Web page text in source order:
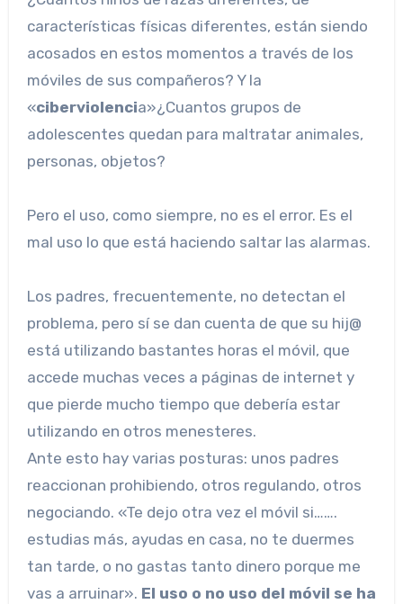
características físicas diferentes, están siendo
acosados en estos momentos a través de los
móviles de sus compañeros? Y la
«ciberviolencia»¿Cuantos grupos de
adolescentes quedan para maltratar animales,
personas, objetos?
Pero el uso, como siempre, no es el error. Es el
mal uso lo que está haciendo saltar las alarmas.
Los padres, frecuentemente, no detectan el
problema, pero sí se dan cuenta de que su hij@
está utilizando bastantes horas el móvil, que
accede muchas veces a páginas de internet y
que pierde mucho tiempo que debería estar
utilizando en otros menesteres.
Ante esto hay varias posturas: unos padres
reaccionan prohibiendo, otros regulando, otros
negociando. «Te dejo otra vez el móvil si…….
estudias más, ayudas en casa, no te duermes
tan tarde, o no gastas tanto dinero porque me
vas a arruinar». El uso o no uso del móvil se ha